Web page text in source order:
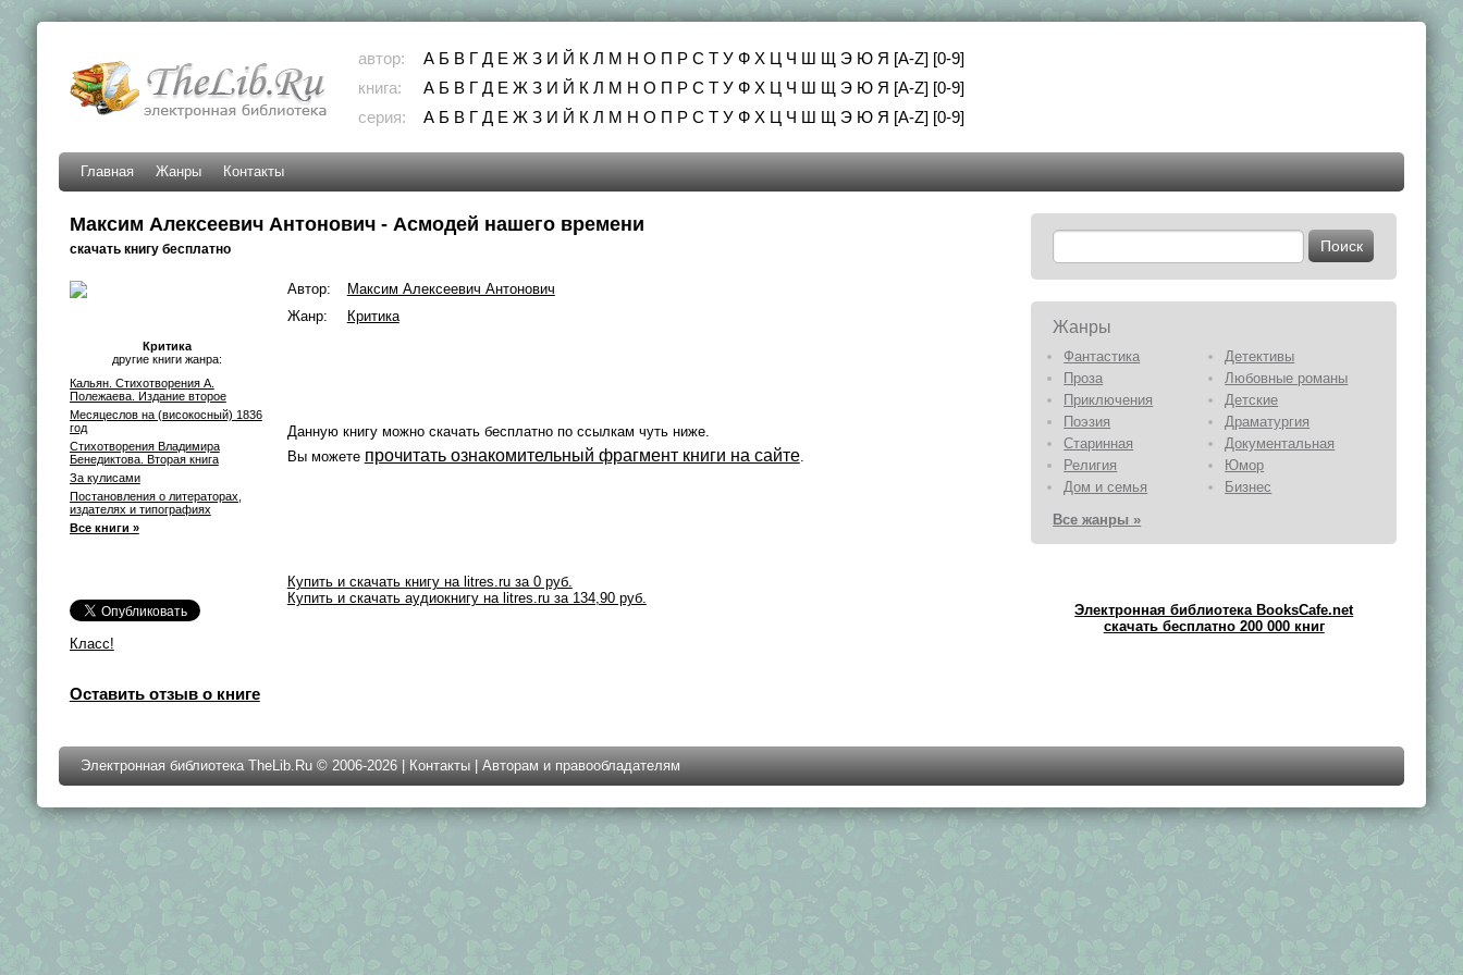
автор: А Б В Г Д Е Ж З И Й К Л М Н О П Р С Т У Ф Х Ц Ч Ш Щ Э Ю Я [A-Z] [0-9]
книга:
А Б В Г Д Е Ж З И Й К Л М Н О П Р С Т У Ф Х Ц Ч Ш Щ Э Ю Я [A-Z] [0-9]
серия:
А Б В Г Д Е Ж З И Й К Л М Н О П Р С Т У Ф Х Ц Ч Ш Щ Э Ю Я [A-Z] [0-9]
Главная Жанры Контакты
Максим Алексеевич Антонович - Асмодей нашего времени
скачать книгу бесплатно
Критика
другие книги жанра:
Кальян. Стихотворения А.
Полежаева. Издание второе
Месяцеслов на (високосный) 1836
год
Стихотворения Владимира
Бенедиктова. Вторая книга
За кулисами
Постановления о литераторах,
издателях и типографиях
Все книги »
Класс!
Автор:
Максим Алексеевич Антонович
Жанр:
Критика
Данную книгу можно скачать бесплатно по ссылкам чуть ниже.
Вы можете прочитать ознакомительный фрагмент книги на сайте.
Купить и скачать книгу на litres.ru за 0 руб.
Купить и скачать аудиокнигу на litres.ru за 134,90 руб.
Оставить отзыв о книге
Жанры
Фантастика
Детективы
Проза
Любовные романы
Приключения
Детские
Поэзия
Драматургия
Старинная
Документальная
Религия
Юмор
Дом и семья
Бизнес
Все жанры »
Электронная библиотека BooksCafe.net
скачать бесплатно 200 000 книг
Электронная библиотека TheLib.Ru © 2006-2026 | Контакты| Авторам и правообладателям